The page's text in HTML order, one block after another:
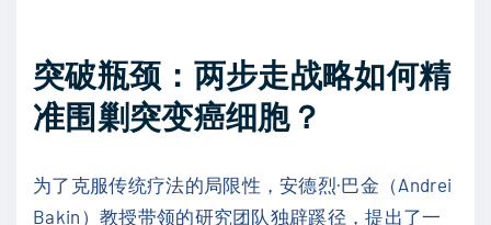
突破瓶颈：两步走战略如何精
准围剿突变癌细胞？
为了克服传统疗法的局限性，安德烈·巴金（Andrei
Bakin）教授带领的研究团队独辟蹊径，提出了一